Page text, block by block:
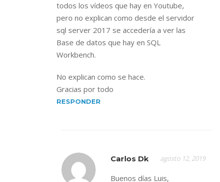
todos los vídeos que hay en Youtube,
pero no explican como desde el servidor
sql server 2017 se accedería a ver las
Base de datos que hay en SQL
Workbench.
No explican como se hace.
Gracias por todo
RESPONDER
Carlos Dk agosto 12, 2019
Buenos días Luis,